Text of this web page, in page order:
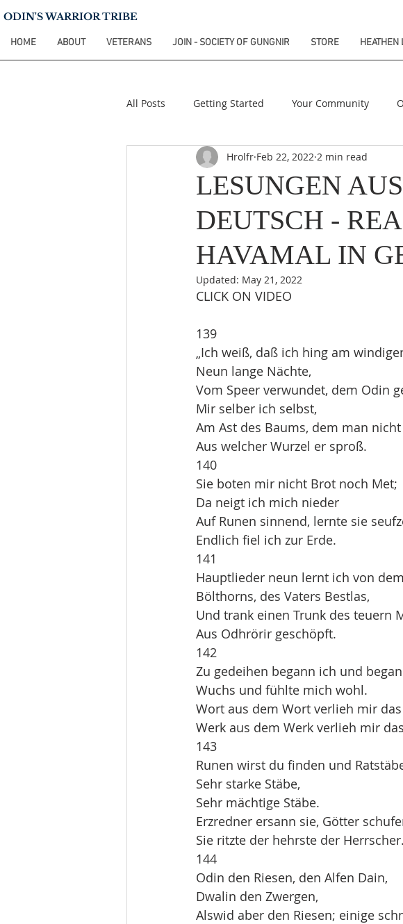
ODIN'S WARRIOR TRIBE
HOME ABOUT VETERANS JOIN - SOCIETY OF GUNGNIR STORE HEATHEN
All Posts Getting Started Your Community
LESUNGEN
DEUTSCH -
HAVAMAL IN
Hrolfr Feb 22, 2022 2 min read
Updated: May 21, 2022
CLICK ON VIDEO
139
„Ich weiß, daß ich hing am
Neun lange Nächte,
Vom Speer verwundet, dem Odin
Mir selber ich selbst,
Am Ast des Baums, dem man
Aus welcher Wurzel er sproß.
140
Sie boten mir nicht Brot noch Met;
Da neigt ich mich nieder
Auf Runen sinnend, lernte sie
Endlich fiel ich zur Erde.
141
Hauptlieder neun lernt ich von
Bölthorns, des Vaters Bestlas,
Und trank einen Trunk des teuern
Aus Odhrörir geschöpft.
142
Zu gedeihen begann ich und
Wuchs und fühlte mich wohl.
Wort aus dem Wort verlieh mir
Werk aus dem Werk verlieh mir
143
Runen wirst du finden und
Sehr starke Stäbe,
Sehr mächtige Stäbe.
Erzredner ersann sie, Götter
Sie ritzte der hehrste der Herrscher.
144
Odin den Riesen, den Alfen Dain,
Dwalin den Zwergen,
Alswid aber den Riesen; einige